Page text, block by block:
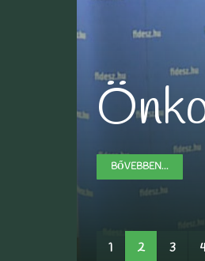
BŐVEBBEN...
BŐVEBBEN...
BŐVEBBEN...
BŐVEBBEN...
1 2 3